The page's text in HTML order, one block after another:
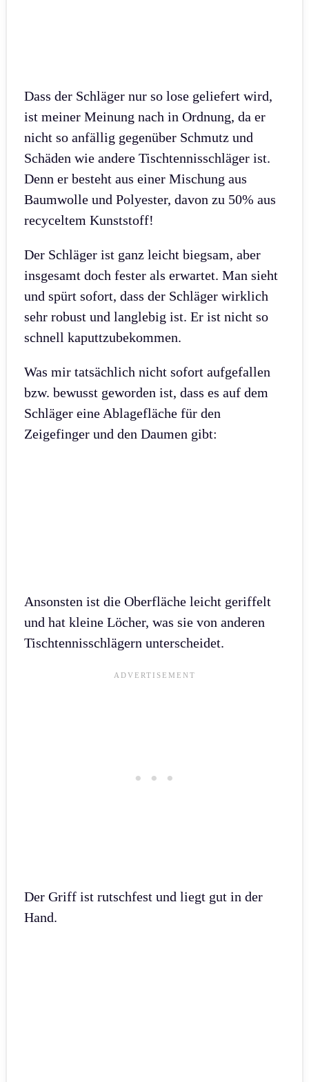
Dass der Schläger nur so lose geliefert wird,
ist meiner Meinung nach in Ordnung, da er
nicht so anfällig gegenüber Schmutz und
Schäden wie andere Tischtennisschläger ist.
Denn er besteht aus einer Mischung aus
Baumwolle und Polyester, davon zu 50% aus
recyceltem Kunststoff!
Der Schläger ist ganz leicht biegsam, aber
insgesamt doch fester als erwartet. Man sieht
und spürt sofort, dass der Schläger wirklich
sehr robust und langlebig ist. Er ist nicht so
schnell kaputtzubekommen.
Was mir tatsächlich nicht sofort aufgefallen
bzw. bewusst geworden ist, dass es auf dem
Schläger eine Ablagefläche für den
Zeigefinger und den Daumen gibt:
Ansonsten ist die Oberfläche leicht geriffelt
und hat kleine Löcher, was sie von anderen
Tischtennisschlägern unterscheidet.
Der Griff ist rutschfest und liegt gut in der
Hand.